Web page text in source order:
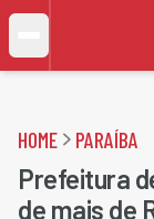
HOME PARAÍBA
Prefeitura
de mais de